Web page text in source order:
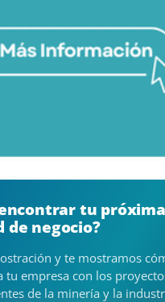
tu próxima
negocio?
y te mostramos
tu empresa con los
de la minería y la